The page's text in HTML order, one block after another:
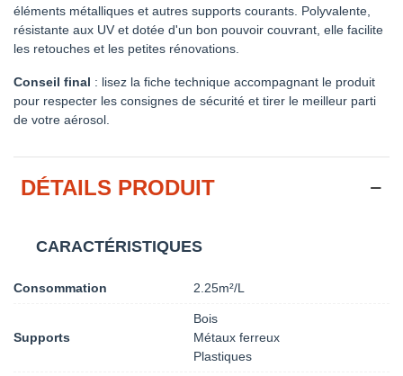
éléments métalliques et autres supports courants. Polyvalente,
résistante aux UV et dotée d'un bon pouvoir couvrant, elle facilite
les retouches et les petites rénovations.
Conseil final : lisez la fiche technique accompagnant le produit
pour respecter les consignes de sécurité et tirer le meilleur parti
de votre aérosol.
DÉTAILS PRODUIT
CARACTÉRISTIQUES
Consommation 2.25m²/L
Supports
Bois
Métaux ferreux
Plastiques